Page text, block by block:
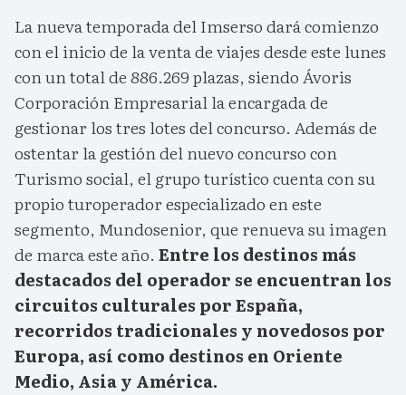
La nueva temporada del Imserso dará comienzo
con el inicio de la venta de viajes desde este lunes
con un total de 886.269 plazas, siendo Ávoris
Corporación Empresarial la encargada de
gestionar los tres lotes del concurso. Además de
ostentar la gestión del nuevo concurso con
Turismo social, el grupo turístico cuenta con su
propio turoperador especializado en este
segmento, Mundosenior, que renueva su imagen
de marca este año. Entre los destinos más
destacados del operador se encuentran los
circuitos culturales por España,
recorridos tradicionales y novedosos por
Europa, así como destinos en Oriente
Medio, Asia y América.